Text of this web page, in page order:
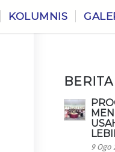
KOLUMNIS
9 Ogo